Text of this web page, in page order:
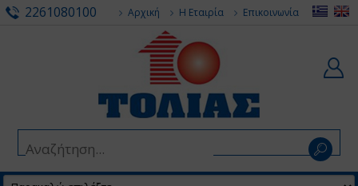
2261080100 Αρχική Η Εταιρία Επικοινωνία